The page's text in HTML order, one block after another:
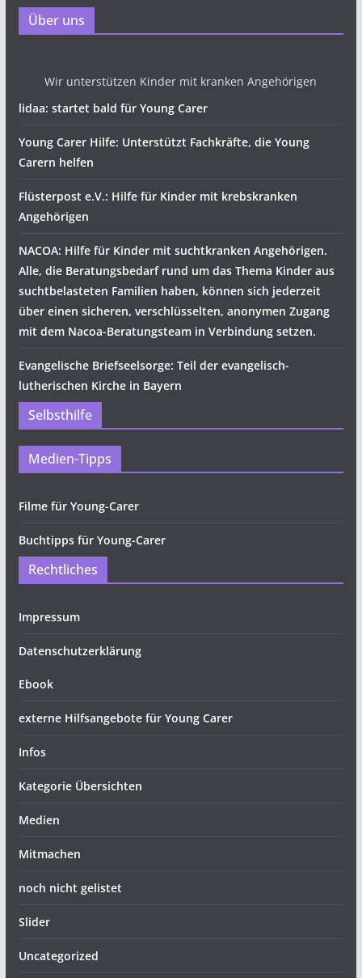
Über uns
Wir unterstützen Kinder mit kranken Angehörigen
lidaa: startet bald für Young Carer
Young Carer Hilfe: Unterstützt Fachkräfte, die Young
Carern helfen
Flüsterpost e.V.: Hilfe für Kinder mit krebskranken
Angehörigen
NACOA: Hilfe für Kinder mit suchtkranken Angehörigen.
Alle, die Beratungsbedarf rund um das Thema Kinder aus
suchtbelasteten Familien haben, können sich jederzeit
über einen sicheren, verschlüsselten, anonymen Zugang
mit dem Nacoa-Beratungsteam in Verbindung setzen.
Evangelische Briefseelsorge: Teil der evangelisch-
lutherischen Kirche in Bayern
Selbsthilfe
Medien-Tipps
Filme für Young-Carer
Buchtipps für Young-Carer
Rechtliches
Impressum
Datenschutzerklärung
Ebook
externe Hilfsangebote für Young Carer
Infos
Kategorie Übersichten
Medien
Mitmachen
noch nicht gelistet
Slider
Uncategorized